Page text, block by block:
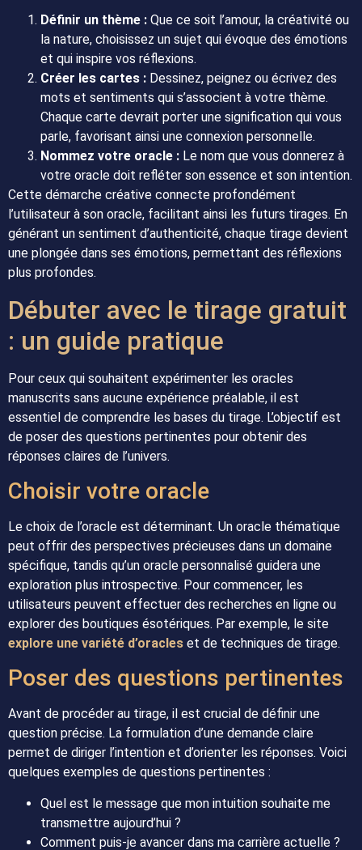
Définir un thème : Que ce soit l’amour, la créativité ou
la nature, choisissez un sujet qui évoque des émotions
et qui inspire vos réflexions.
Créer les cartes : Dessinez, peignez ou écrivez des
mots et sentiments qui s’associent à votre thème.
Chaque carte devrait porter une signification qui vous
parle, favorisant ainsi une connexion personnelle.
Nommez votre oracle : Le nom que vous donnerez à
votre oracle doit refléter son essence et son intention.
Cette démarche créative connecte profondément
l’utilisateur à son oracle, facilitant ainsi les futurs tirages. En
générant un sentiment d’authenticité, chaque tirage devient
une plongée dans ses émotions, permettant des réflexions
plus profondes.
Débuter avec le tirage gratuit
: un guide pratique
Pour ceux qui souhaitent expérimenter les oracles
manuscrits sans aucune expérience préalable, il est
essentiel de comprendre les bases du tirage. L’objectif est
de poser des questions pertinentes pour obtenir des
réponses claires de l’univers.
Choisir votre oracle
Le choix de l’oracle est déterminant. Un oracle thématique
peut offrir des perspectives précieuses dans un domaine
spécifique, tandis qu’un oracle personnalisé guidera une
exploration plus introspective. Pour commencer, les
utilisateurs peuvent effectuer des recherches en ligne ou
explorer des boutiques ésotériques. Par exemple, le site
explore une variété d’oracles et de techniques de tirage.
Poser des questions pertinentes
Avant de procéder au tirage, il est crucial de définir une
question précise. La formulation d’une demande claire
permet de diriger l’intention et d’orienter les réponses. Voici
quelques exemples de questions pertinentes :
Quel est le message que mon intuition souhaite me
transmettre aujourd’hui ?
Comment puis-je avancer dans ma carrière actuelle ?